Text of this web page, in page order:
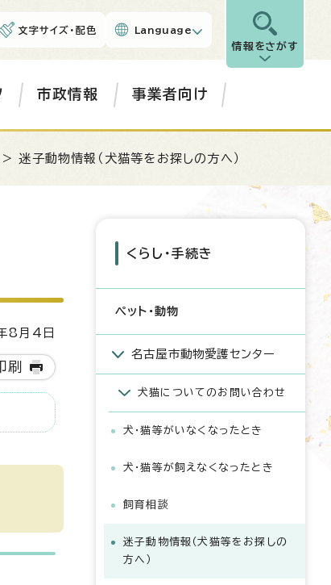
文字サイズ・配色 Language
情報をさがす
市政情報 事業者向け
> 迷子動物情報（犬猫等をお探しの方へ）
月4日
刷
くらし・手続き
ペット・動物
名古屋市動物愛護センター
犬猫についてのお問い合わせ
犬・猫等がいなくなったとき
犬・猫等が飼えなくなったとき
飼育相談
迷子動物情報（犬猫等をお探しの
方へ）